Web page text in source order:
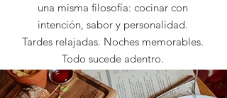
una misma filosofía: cocinar con
intención, sabor y personalidad.
Tardes relajadas. Noches memorables.
Todo sucede adentro.